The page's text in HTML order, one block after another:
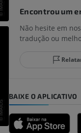
Encontrou um
Não hesite em
tradução ou
BAIXE O APLICATIVO